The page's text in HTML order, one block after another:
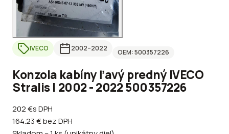
IVECO 2002–2022 OEM:500357226
Konzola kabíny ľavý predný IVECO
Stralis I 2002 - 2022 500357226
202 €s DPH
164.23 €bez DPH